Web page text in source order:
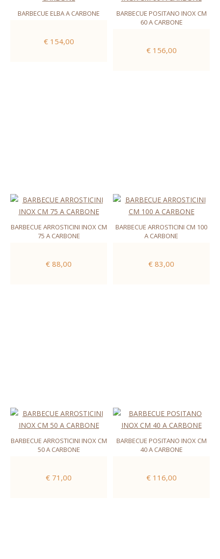
BARBECUE ELBA A CARBONE
€ 154,00
BARBECUE POSITANO INOX CM
60 A CARBONE
€ 156,00
BARBECUE ARROSTICINI INOX CM
75 A CARBONE
€ 88,00
BARBECUE ARROSTICINI CM 100
A CARBONE
€ 83,00
BARBECUE ARROSTICINI INOX CM
50 A CARBONE
€ 71,00
BARBECUE POSITANO INOX CM
40 A CARBONE
€ 116,00